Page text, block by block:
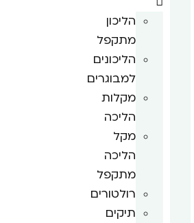
הליכון
מתקפל
הליכונים
למבוגרים
מקלות
הליכה
מקל
הליכה
מתקפל
רולטורים
תיקים